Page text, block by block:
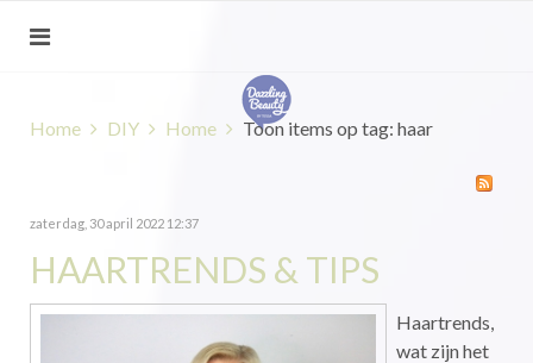
Home DIY Home Toon items op tag: haar
zaterdag, 30 april 2022 12:37
HAARTRENDS & TIPS
Haartrends,
wat zijn het